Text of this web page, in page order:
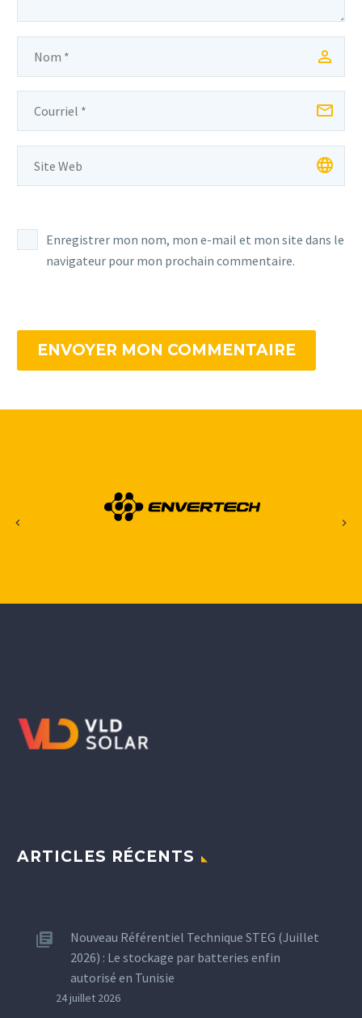
Enregistrer mon nom, mon e-mail et mon site dans le
navigateur pour mon prochain commentaire.
ENVOYER MON COMMENTAIRE
ARTICLES RÉCENTS
Nouveau Référentiel Technique STEG (Juillet
2026) : Le stockage par batteries enfin
autorisé en Tunisie
24 juillet 2026